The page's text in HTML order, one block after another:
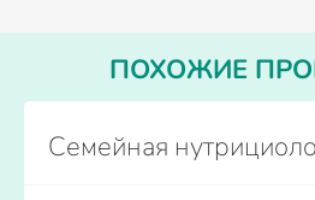
ПОХОЖИЕ
Семейная